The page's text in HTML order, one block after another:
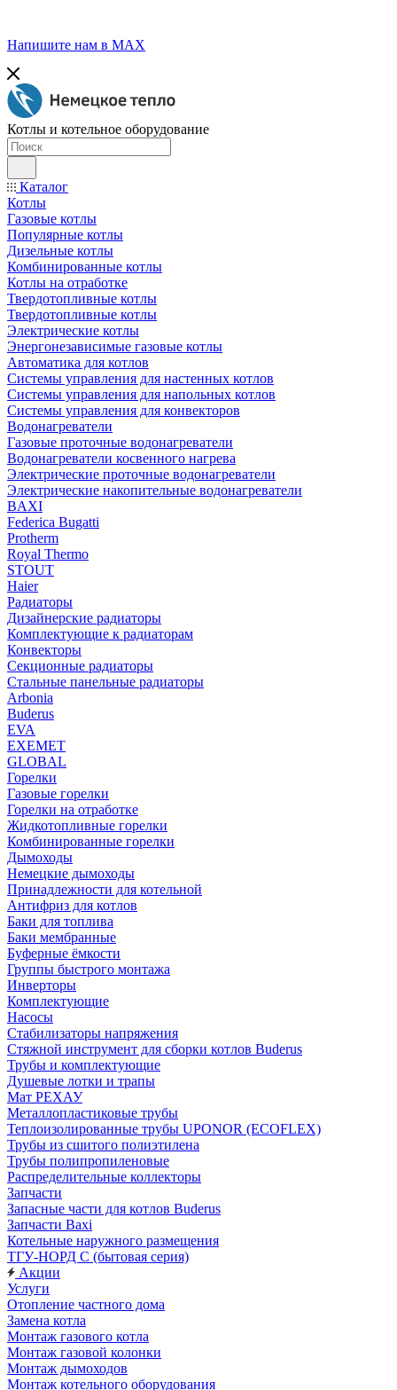
Напишите нам в МАХ
Котлы и котельное оборудование
Каталог
Котлы
Газовые котлы
Популярные котлы
Дизельные котлы
Комбинированные котлы
Котлы на отработке
Твердотопливные котлы
Твердотопливные котлы
Электрические котлы
Энергонезависимые газовые котлы
Автоматика для котлов
Системы управления для настенных котлов
Системы управления для напольных котлов
Системы управления для конвекторов
Водонагреватели
Газовые проточные водонагреватели
Водонагреватели косвенного нагрева
Электрические проточные водонагреватели
Электрические накопительные водонагреватели
BAXI
Federica Bugatti
Protherm
Royal Thermo
STOUT
Haier
Радиаторы
Дизайнерские радиаторы
Комплектующие к радиаторам
Конвекторы
Секционные радиаторы
Стальные панельные радиаторы
Arbonia
Buderus
EVA
EXEMET
GLOBAL
Горелки
Газовые горелки
Горелки на отработке
Жидкотопливные горелки
Комбинированные горелки
Дымоходы
Немецкие дымоходы
Принадлежности для котельной
Антифриз для котлов
Баки для топлива
Баки мембранные
Буферные ёмкости
Группы быстрого монтажа
Инверторы
Комплектующие
Насосы
Стабилизаторы напряжения
Стяжной инструмент для сборки котлов Buderus
Трубы и комплектующие
Душевые лотки и трапы
Мат РЕХАУ
Металлопластиковые трубы
Теплоизолированные трубы UPONOR (ECOFLEX)
Трубы из сшитого полиэтилена
Трубы полипропиленовые
Распределительные коллекторы
Запчасти
Запасные части для котлов Buderus
Запчасти Baxi
Котельные наружного размещения
ТГУ-НОРД С (бытовая серия)
Акции
Услуги
Отопление частного дома
Замена котла
Монтаж газового котла
Монтаж газовой колонки
Монтаж дымоходов
Монтаж котельного оборудования